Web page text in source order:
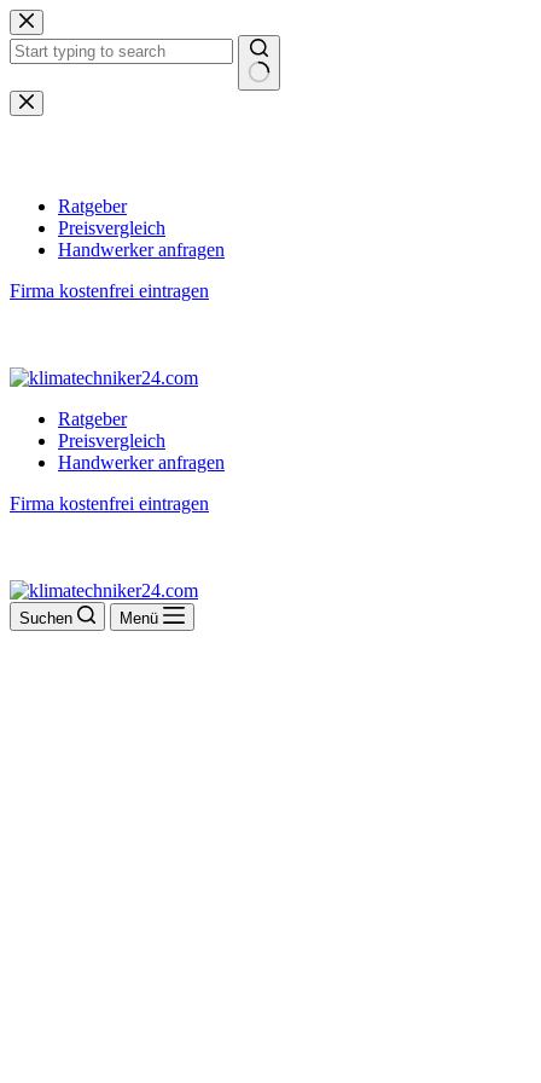
Zum
Inhalt
springen
Keine
Ergebnisse
Ratgeber
Preisvergleich
Handwerker anfragen
Firma kostenfrei eintragen
Ratgeber
Preisvergleich
Handwerker anfragen
Firma kostenfrei eintragen
Suchen Menü